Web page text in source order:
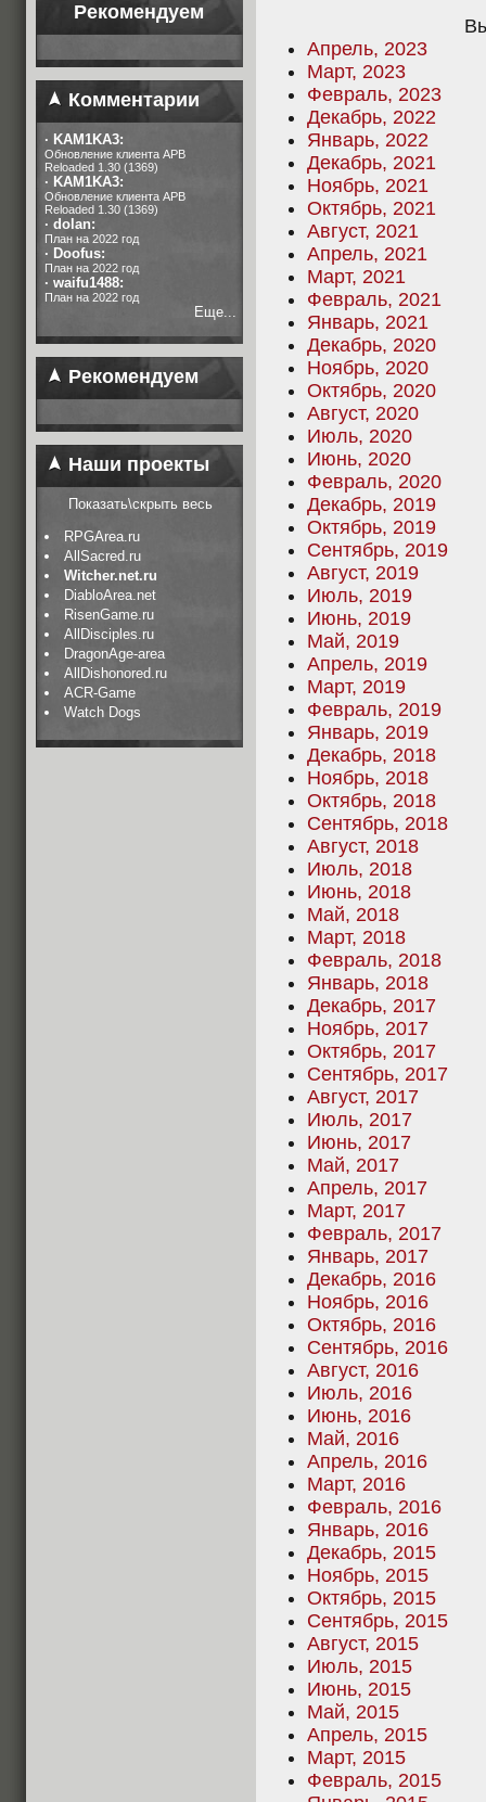
Рекомендуем
Комментарии
· KAM1KA3:
Обновление клиента APB
Reloaded 1.30 (1369)
· KAM1KA3:
Обновление клиента APB
Reloaded 1.30 (1369)
· dolan:
План на 2022 год
· Doofus:
План на 2022 год
· waifu1488:
План на 2022 год
Еще...
Рекомендуем
Наши проекты
Показать\скрыть весь
RPGArea.ru
AllSacred.ru
Witcher.net.ru
DiabloArea.net
RisenGame.ru
AllDisciples.ru
DragonAge-area
AllDishonored.ru
ACR-Game
Watch Dogs
Апрель, 2023
Март, 2023
Февраль, 2023
Декабрь, 2022
Январь, 2022
Декабрь, 2021
Ноябрь, 2021
Октябрь, 2021
Август, 2021
Апрель, 2021
Март, 2021
Февраль, 2021
Январь, 2021
Декабрь, 2020
Ноябрь, 2020
Октябрь, 2020
Август, 2020
Июль, 2020
Июнь, 2020
Февраль, 2020
Декабрь, 2019
Октябрь, 2019
Сентябрь, 2019
Август, 2019
Июль, 2019
Июнь, 2019
Май, 2019
Апрель, 2019
Март, 2019
Февраль, 2019
Январь, 2019
Декабрь, 2018
Ноябрь, 2018
Октябрь, 2018
Сентябрь, 2018
Август, 2018
Июль, 2018
Июнь, 2018
Май, 2018
Март, 2018
Февраль, 2018
Январь, 2018
Декабрь, 2017
Ноябрь, 2017
Октябрь, 2017
Сентябрь, 2017
Август, 2017
Июль, 2017
Июнь, 2017
Май, 2017
Апрель, 2017
Март, 2017
Февраль, 2017
Январь, 2017
Декабрь, 2016
Ноябрь, 2016
Октябрь, 2016
Сентябрь, 2016
Август, 2016
Июль, 2016
Июнь, 2016
Май, 2016
Апрель, 2016
Март, 2016
Февраль, 2016
Январь, 2016
Декабрь, 2015
Ноябрь, 2015
Октябрь, 2015
Сентябрь, 2015
Август, 2015
Июль, 2015
Июнь, 2015
Май, 2015
Апрель, 2015
Март, 2015
Февраль, 2015